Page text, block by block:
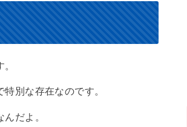
別な存在なのです。
んだよ。